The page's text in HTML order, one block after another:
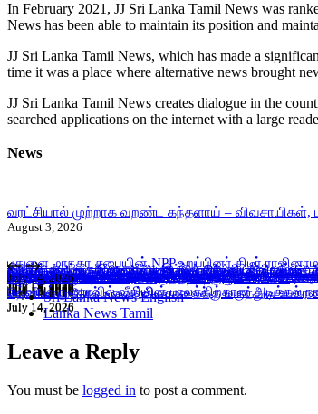
In February 2021, JJ Sri Lanka Tamil News was
News has been able to maintain its position and
JJ Sri Lanka Tamil News, which has made a
time it was a place where alternative news brought
JJ Sri Lanka Tamil News creates dialogue in the
searched applications on the internet with a large
News
வரட்சியால் முற்றாக வறண்ட கந்தளாய் – விவசாயிகள்,
August 3, 2026
ஓகஸ்ட் நடுப்பகுதி வரை அபாயம் – வவுனியாவிலும் 67
July 16, 2026
இளைஞர்களை போதைக்கு இட்டுச் செல்லும் சமூக
July 15, 2026
காலி சிறையை குறிவைத்து போதைப்பொருள் கடத்தல்
July 15, 2026
வவுனியா மாநகர முதல்வரை பதவி நீக்கும்
July 15, 2026
கந்தளாயில் பொலிஸ் விசேட சோதனை!
July 15, 2026
வவுனியா – போகஸ்வெவ வீதி (B442) அபிவிருத்திப்
July 15, 2026
அரச அதிகாரிகளுக்கான விடுமுறை விதிகளில்
July 15, 2026
மஸ்கெலியா பொலிஸ் பிரிவில் போதைப்பொருளுடன்
July 15, 2026
பூநகரி பிரதேச செயலகத்தின் புதிய உதவிப் பிரதேச
July 15, 2026
யாழ். மாவட்ட கல்வி அபிவிருத்தி உப குழுக் கூட்டம்!
July 15, 2026
புதுக்குடியிருப்பு பாடசாலையில் பதற்றம்; சக
July 14, 2026
பதுளை மாநகர சபையின் NPP உறுப்பினர் திடீர்
July 14, 2026
கல்வயல் நுணாவில் வீதியின் பாலத்திற்கான அடிக்கல்
July 14, 2026
தெனியாய ஆரம்ப வைத்தியசாலைக்கு மருத்துவ
July 14, 2026
Sri Lanka News English
Lanka News Tamil
Leave a Reply
You must be logged in to post a comment.